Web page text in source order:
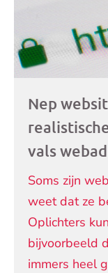
Nep
vals
Soms zijn
weet dat ze
Oplichters
bijvoorbeeld
immers heel